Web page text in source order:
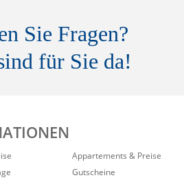
Sie Fragen?
für Sie da!
Appartements & Preise
Gutscheine